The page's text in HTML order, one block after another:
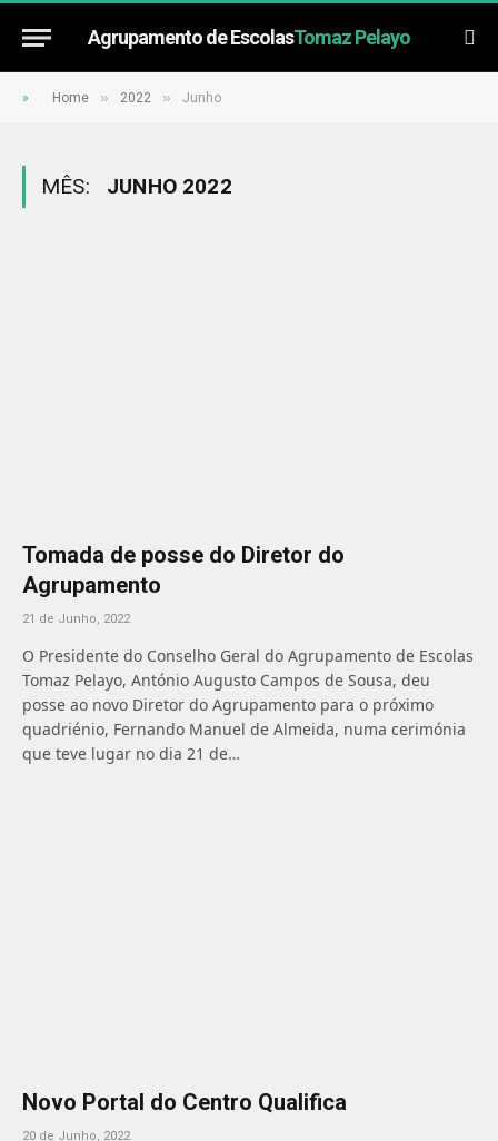
Agrupamento de EscolasTomaz Pelayo
» Home » 2022 » Junho
MÊS: JUNHO 2022
Tomada de posse do Diretor do
Agrupamento
21 de Junho, 2022
O Presidente do Conselho Geral do Agrupamento de Escolas
Tomaz Pelayo, António Augusto Campos de Sousa, deu
posse ao novo Diretor do Agrupamento para o próximo
quadriénio, Fernando Manuel de Almeida, numa cerimónia
que teve lugar no dia 21 de…
Novo Portal do Centro Qualifica
20 de Junho, 2022